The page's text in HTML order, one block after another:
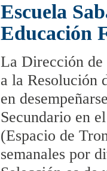
Escuela
Educación
La Dirección de
a la Resolución
en
Secundario en
(Espacio de
semanales por